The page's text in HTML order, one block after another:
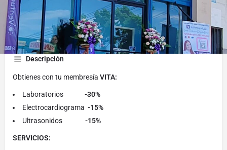
Perfil
Descripción
Obtienes con tu membresía VITA:
Laboratorios -30%
Electrocardiograma -15%
Ultrasonidos -15%
SERVICIOS: